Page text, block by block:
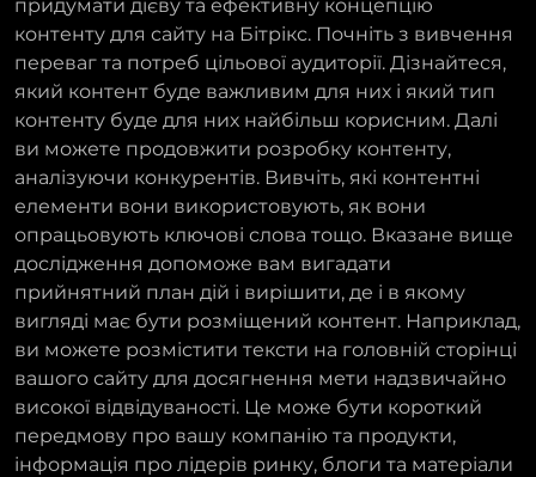
придумати дієву та ефективну концепцію
контенту для сайту на Бітрікс. Почніть з вивчення
переваг та потреб цільової аудиторії. Дізнайтеся,
який контент буде важливим для них і який тип
контенту буде для них найбільш корисним. Далі
ви можете продовжити розробку контенту,
аналізуючи конкурентів. Вивчіть, які контентні
елементи вони використовують, як вони
опрацьовують ключові слова тощо. Вказане вище
дослідження допоможе вам вигадати
прийнятний план дій і вирішити, де і в якому
вигляді має бути розміщений контент. Наприклад,
ви можете розмістити тексти на головній сторінці
вашого сайту для досягнення мети надзвичайно
високої відвідуваності. Це може бути короткий
передмову про вашу компанію та продукти,
інформація про лідерів ринку, блоги та матеріали